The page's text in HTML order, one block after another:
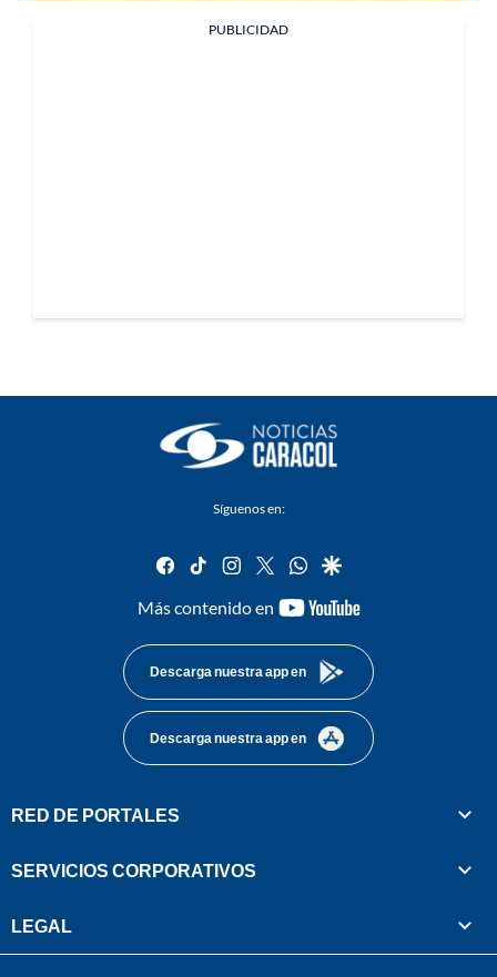
PUBLICIDAD
Síguenos en:
facebook
tiktok instagram
twitterwhatsapp
google
Más contenido en
youtube-
Descarga nuestra app en
Descarga nuestra app en
RED DE PORTALES
SERVICIOS CORPORATIVOS
LEGAL